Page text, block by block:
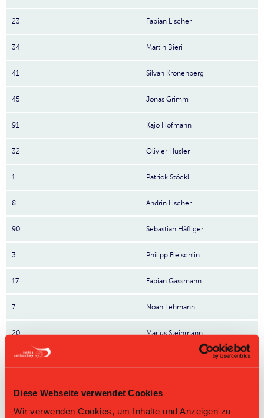
Diese Webseite verwendet Cookies
Wir verwenden Cookies, um Inhalte und Anzeigen zu
23 Fabian Lischer
34 Martin Bieri
41 Silvan Kronenberg
45 Jonas Grimm
91 Kajo Hofmann
32 Olivier Hüsler
1 Patrick Stöckli
8 Andrin Lischer
90 Sebastian Häfliger
3 Philipp Fleischlin
17 Fabian Gassmann
7 Noah Lehmann
20 Marius Steinmann
Nr: Nummer
Tabelle Herren GF 2. Liga Gruppe 3 2024/25 per
Men
Women
HNLB DNLB